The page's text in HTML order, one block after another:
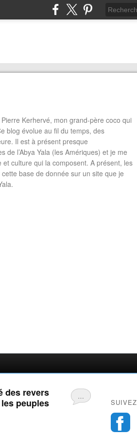
Kerhervé, mon grand-père coco qui
blog évolue au fil du temps, des
Il est à présent presque
de l’Abya Yala (les Amériques) et je me
culture qui la composent. A présent, les
base de donnée sur un site que je
…
des revers
peuples